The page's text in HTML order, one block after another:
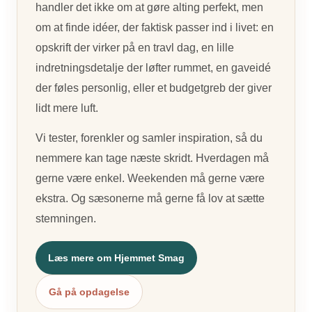
handler det ikke om at gøre alting perfekt, men
om at finde idéer, der faktisk passer ind i livet: en
opskrift der virker på en travl dag, en lille
indretningsdetalje der løfter rummet, en gaveidé
der føles personlig, eller et budgetgreb der giver
lidt mere luft.
Vi tester, forenkler og samler inspiration, så du
nemmere kan tage næste skridt. Hverdagen må
gerne være enkel. Weekenden må gerne være
ekstra. Og sæsonerne må gerne få lov at sætte
stemningen.
Læs mere om Hjemmet Smag
Gå på opdagelse